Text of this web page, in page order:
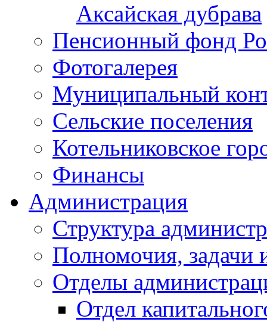
Аксайская дубрава
Пенсионный фонд
Фотогалерея
Муниципальный
Сельские поселения
Котельниковское
Финансы
Администрация
Структура
Полномочия, задачи
Отделы
Отдел